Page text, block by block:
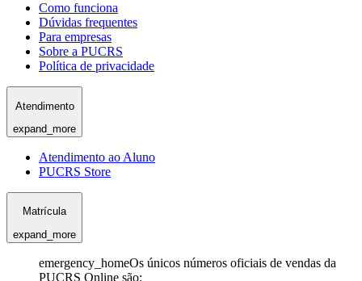
Como funciona
Dúvidas frequentes
Para empresas
Sobre a PUCRS
Política de privacidade
Atendimento
expand_more
Atendimento ao Aluno
PUCRS Store
Matrícula
expand_more
emergency_homeOs únicos números oficiais de vendas da
PUCRS Online são: